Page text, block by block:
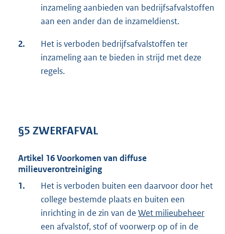
inzameling aanbieden van bedrijfsafvalstoffen
aan een ander dan de inzameldienst.
2.
Het is verboden bedrijfsafvalstoffen ter
inzameling aan te bieden in strijd met deze
regels.
§5 ZWERFAFVAL
Artikel 16 Voorkomen van diffuse
milieuverontreiniging
1.
Het is verboden buiten een daarvoor door het
college bestemde plaats en buiten een
inrichting in de zin van de Wet milieubeheer
een afvalstof, stof of voorwerp op of in de